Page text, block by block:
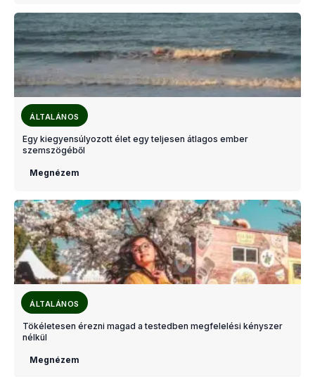
ÁLTALÁNOS
Egy kiegyensúlyozott élet egy teljesen átlagos ember
szemszögéből
Megnézem
ÁLTALÁNOS
Tökéletesen érezni magad a testedben megfelelési kényszer
nélkül
Megnézem